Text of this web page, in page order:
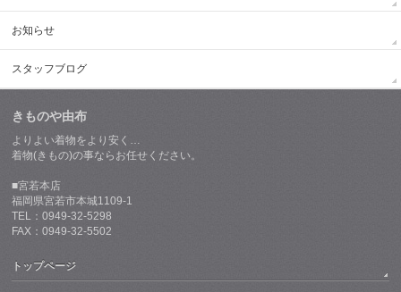
お知らせ
スタッフブログ
きものや由布
よりよい着物をより安く…
着物(きもの)の事ならお任せください。
■宮若本店
福岡県宮若市本城1109-1
TEL：0949-32-5298
FAX：0949-32-5502
トップページ